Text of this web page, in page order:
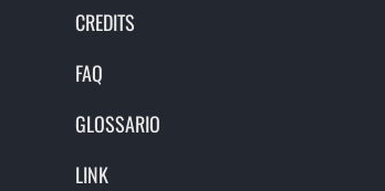
CREDITS
FAQ
GLOSSARIO
LINK